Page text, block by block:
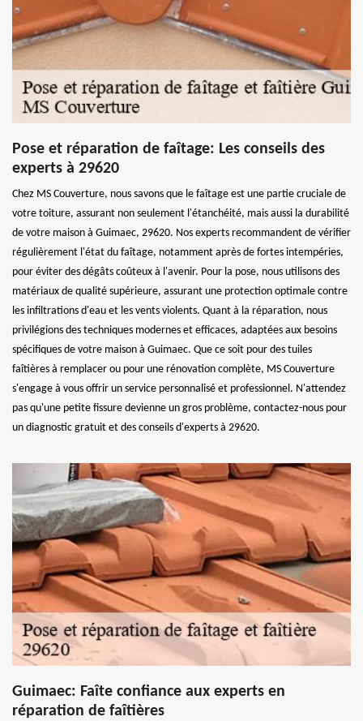
Pose et réparation de faîtage: Les conseils des
experts à 29620
Chez MS Couverture, nous savons que le faîtage est une partie cruciale de
votre toiture, assurant non seulement l'étanchéité, mais aussi la durabilité
de votre maison à Guimaec, 29620. Nos experts recommandent de vérifier
régulièrement l'état du faîtage, notamment après de fortes intempéries,
pour éviter des dégâts coûteux à l'avenir. Pour la pose, nous utilisons des
matériaux de qualité supérieure, assurant une protection optimale contre
les infiltrations d'eau et les vents violents. Quant à la réparation, nous
privilégions des techniques modernes et efficaces, adaptées aux besoins
spécifiques de votre maison à Guimaec. Que ce soit pour des tuiles
faîtières à remplacer ou pour une rénovation complète, MS Couverture
s'engage à vous offrir un service personnalisé et professionnel. N'attendez
pas qu'une petite fissure devienne un gros problème, contactez-nous pour
un diagnostic gratuit et des conseils d'experts à 29620.
Guimaec: Faîte confiance aux experts en
réparation de faîtières